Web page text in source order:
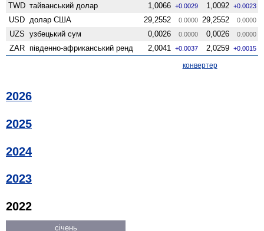
TWD тайванський долар 1,0066 +0.0029 1,0092 +0.0023
USD долар США 29,2552 0.0000 29,2552 0.0000
UZS узбецький сум 0,0026 0.0000 0,0026 0.0000
ZAR південно-африканський ренд 2,0041 +0.0037 2,0259 +0.0015
конвертер
2026
2025
2024
2023
2022
січень